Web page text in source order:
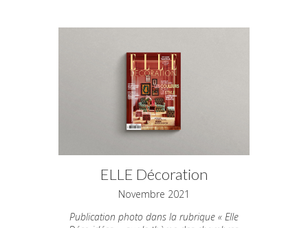
ELLE Décoration
Novembre 2021
Publication photo dans la rubrique « Elle